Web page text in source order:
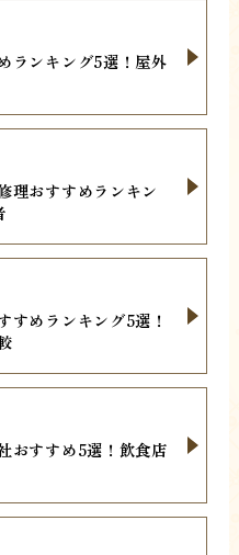
ランキング5選！屋外
理おすすめランキン
すめランキング5選！
おすすめ5選！飲食店